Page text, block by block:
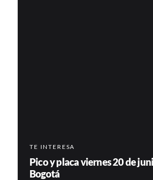
TE INTERESA
Pico y placa viernes 20 de
Bogotá